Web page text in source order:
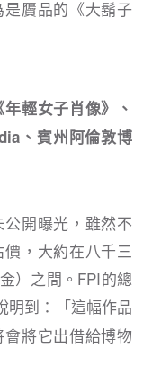
贗品的《大鬍子
輕女子肖像》、
、賓州阿倫敦博
開曝光，雖然不
，大約在八千三
）之間。FPI的總
明到：「這幅作品
將它出借給博物